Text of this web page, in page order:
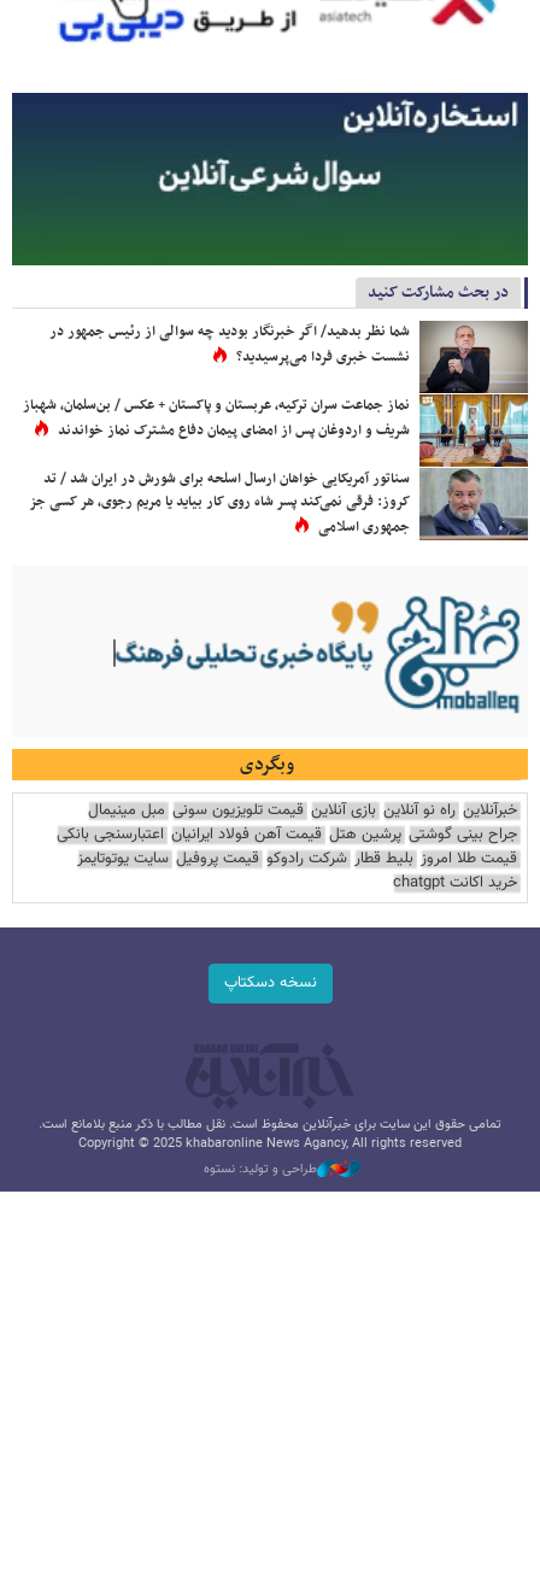
در بحث مشارکت کنید
شما نظر بدهید/ اگر خبرنگار بودید چه سوالی از رئیس جمهور در
نشست خبری فردا می‌پرسیدید؟
نماز جماعت سران ترکیه، عربستان و پاکستان + عکس / بن‌سلمان، شهباز
شریف و اردوغان پس از امضای پیمان دفاع مشترک نماز خواندند
سناتور آمریکایی خواهان ارسال اسلحه برای شورش در ایران شد / تد
کروز: فرقی نمی‌کند پسر شاه روی کار بیاید یا مریم رجوی، هر کسی جز
جمهوری اسلامی
وبگردی
خبرآنلاین راه نو آنلاین بازی آنلاین قیمت تلویزیون سونی مبل مینیمال
جراح بینی گوشتی پرشین هتل قیمت آهن فولاد ایرانیان اعتبارسنجی بانکی
قیمت طلا امروز بلیط قطار شرکت رادوکو قیمت پروفیل سایت یوتوتایمز
خرید اکانت chatgpt
نسخه دسکتاپ
تمامی حقوق این سایت برای خبرآنلاین محفوظ است. نقل مطالب با ذکر منبع بلامانع است.
Copyright © 2025 khabaronline News Agancy, All rights reserved
طراحی و تولید: نستوه